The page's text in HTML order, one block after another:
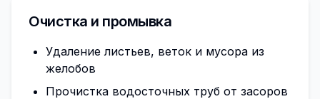
Очистка и промывка
Удаление листьев, веток и мусора из
желобов
Прочистка водосточных труб от засоров